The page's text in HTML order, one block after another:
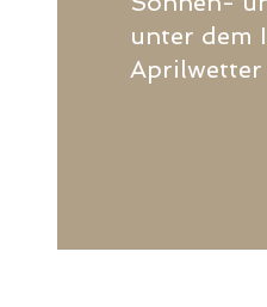
unter dem
Aprilwetter